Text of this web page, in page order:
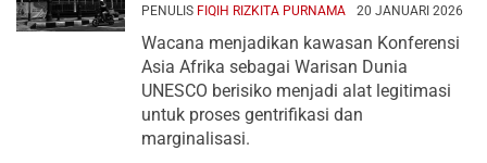
PENULIS FIQIH RIZKITA PURNAMA 20 JANUARI 2026
Wacana menjadikan kawasan Konferensi
Asia Afrika sebagai Warisan Dunia
UNESCO berisiko menjadi alat legitimasi
untuk proses gentrifikasi dan
marginalisasi.